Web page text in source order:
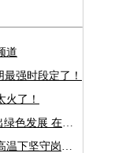
道
强时段定了！
火了！
党代会报告解读 | 突出绿色发展 在描绘美丽江阴新画卷上全面发力
市领导分组走访慰问高温下坚守岗位的一线劳动者